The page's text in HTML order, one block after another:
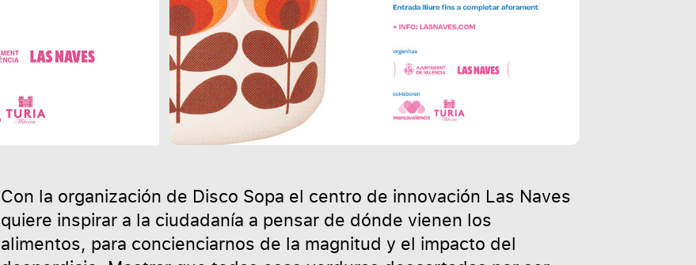
Con la organización de Disco Sopa el centro de innovación Las Naves
quiere inspirar a la ciudadanía a pensar de dónde vienen los
alimentos, para concienciarnos de la magnitud y el impacto del